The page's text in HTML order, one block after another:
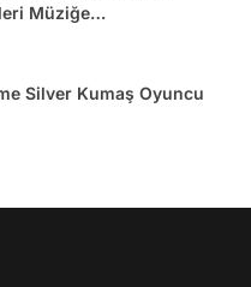
Müziğe
Silver Kumaş Oyuncu